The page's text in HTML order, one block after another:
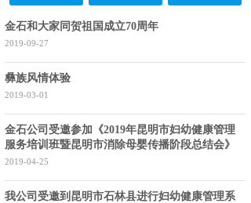
金石和大家同贺祖国成立70周年
2019-09-27
彝族风情体验
2019-03-01
金石公司受邀参加《2019年昆明市妇幼健康管理
服务培训班暨昆明市消除母婴传播阶段总结会》
2019-04-25
我公司受邀到昆明市石林县进行妇幼健康管理系